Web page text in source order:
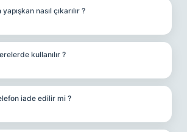
nasıl çıkarılır ?
kullanılır ?
iade edilir mi ?